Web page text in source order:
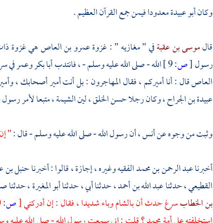
وكانأبو عبيدةمعدودا فيمن جمع القرآن العظيم .
قالموسى بن عقبةفي " مغازيه " : غزوةعمرو بن العاصهي غزوة
رسول[ص: الله - صلى الله عليه وسلم - ، فانتدبأبا بكروعمرفي
العاصقال : أنا أميركم ، فقالالمهاجرون: بل أنت أمير أصحابك ،
عبيدة بن الجراح ،وكان رجلا حسن الخلق ، لين الشيمة ، متبعا لأمر
وثبت من وجوه عنأنس، أن رسول الله - صلى الله عليه وسلم - قال :"
أخبرناعبد الرحمن بن محمد الفقيهوغيره ، إجازة ، قالوا : أخبرناحنبل بن
القطيعي ،حدثناعبد الله بن أحمد ،حدثنا أبي ، حدثناأبو المغيرة ،حدثنا
بن الخطابسرغ حدث أنبالشاموباء شديدا ، فقال : إن أدركني[ص:10 ]